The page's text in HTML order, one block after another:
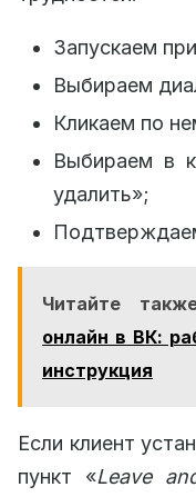
Запускаем
Выбираем
Кликаем по
Выбираем в
удалить»;
Читайте
онлайн в ВК:
инструкция
Если клиент
пункт «Leave